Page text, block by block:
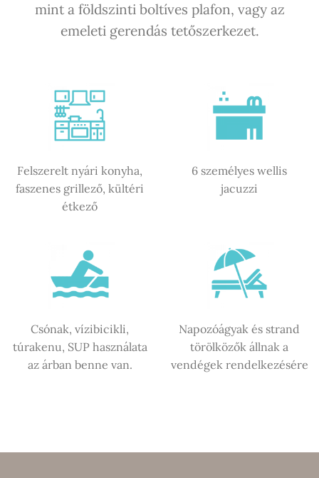
mint a földszinti boltíves plafon, vagy az
emeleti gerendás tetőszerkezet.
Felszerelt nyári konyha,
faszenes grillező, kültéri
étkező
6 személyes wellis
jacuzzi
Csónak, vízibicikli,
túrakenu, SUP használata
az árban benne van.
Napozóágyak és strand
törölközők állnak a
vendégek rendelkezésére